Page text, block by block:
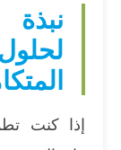
إذا كنت